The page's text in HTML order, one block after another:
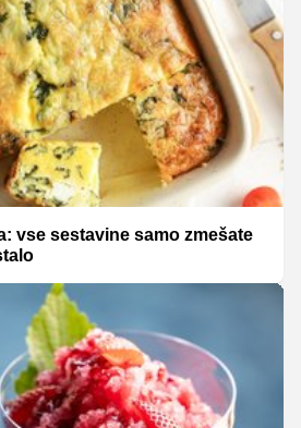
vse sestavine samo zmešate